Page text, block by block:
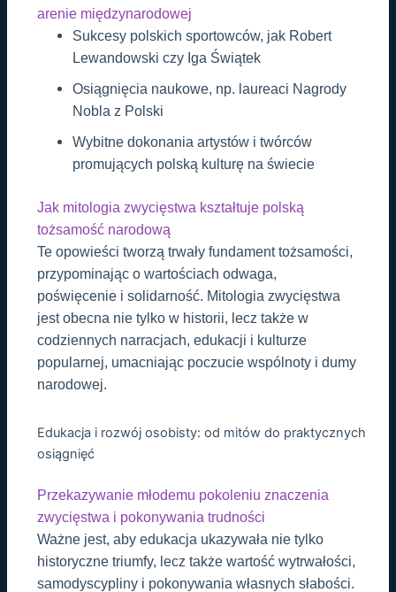
arenie międzynarodowej
Sukcesy polskich sportowców, jak Robert
Lewandowski czy Iga Świątek
Osiągnięcia naukowe, np. laureaci Nagrody
Nobla z Polski
Wybitne dokonania artystów i twórców
promujących polską kulturę na świecie
Jak mitologia zwycięstwa kształtuje polską
tożsamość narodową
Te opowieści tworzą trwały fundament tożsamości,
przypominając o wartościach odwaga,
poświęcenie i solidarność. Mitologia zwycięstwa
jest obecna nie tylko w historii, lecz także w
codziennych narracjach, edukacji i kulturze
popularnej, umacniając poczucie wspólnoty i dumy
narodowej.
Edukacja i rozwój osobisty: od mitów do praktycznych
osiągnięć
Przekazywanie młodemu pokoleniu znaczenia
zwycięstwa i pokonywania trudności
Ważne jest, aby edukacja ukazywała nie tylko
historyczne triumfy, lecz także wartość wytrwałości,
samodyscypliny i pokonywania własnych słabości.